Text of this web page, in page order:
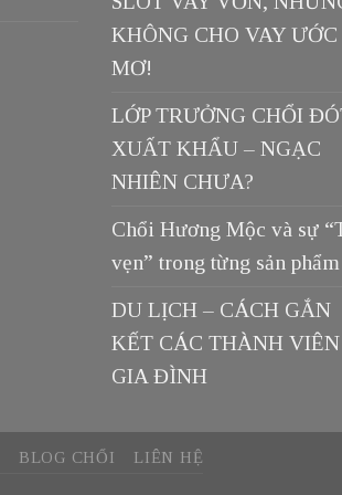
KHÔNG CHO VAY ƯỚC
MƠ!
LỚP TRƯỞNG CHỔI
XUẤT KHẨU – NGẠC
NHIÊN CHƯA?
Chổi Hương Mộc và sự
vẹn” trong từng sản phẩm
DU LỊCH – CÁCH GẮN
KẾT CÁC THÀNH VIÊN
GIA ĐÌNH
BLOG CHỔI LIÊN HỆ